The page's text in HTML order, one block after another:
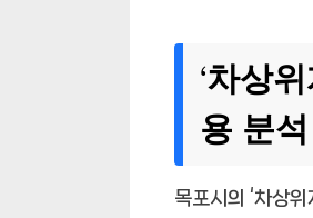
‘차상
용 분석
목포시의 ‘차상